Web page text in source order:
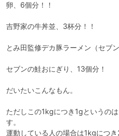
卵、6個分！！
吉野家の牛丼並、3杯分！！
とみ田監修デカ豚ラーメン（セブ
セブンの鮭おにぎり、13個分！
だいたいこんなもん。
ただしこの1kgにつき1gというの
す。
運動している人の場合は1kgにつ